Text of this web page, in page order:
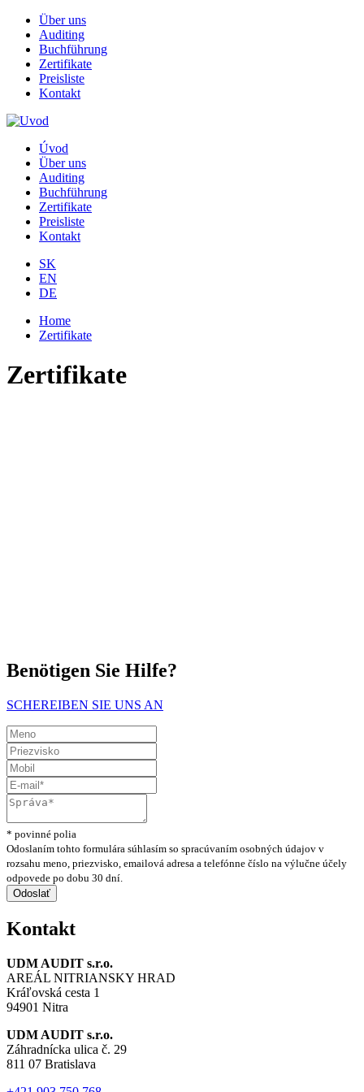
Über uns
Auditing
Buchführung
Zertifikate
Preisliste
Kontakt
Úvod
Über uns
Auditing
Buchführung
Zertifikate
Preisliste
Kontakt
SK
EN
DE
Home
Zertifikate
Zertifikate
Benötigen Sie Hilfe?
SCHEREIBEN SIE UNS AN
* povinné polia
Odoslaním tohto formulára súhlasím so spracúvaním osobných údajov v
rozsahu meno, priezvisko, emailová adresa a telefónne číslo na výlučne účely
odpovede po dobu 30 dní.
Kontakt
UDM AUDIT s.r.o.
AREÁL NITRIANSKY HRAD
Kráľovská cesta 1
94901 Nitra
UDM AUDIT s.r.o.
Záhradnícka ulica č. 29
811 07 Bratislava